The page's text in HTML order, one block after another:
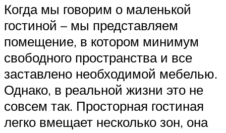
Когда мы говорим о маленькой
гостиной – мы представляем
помещение, в котором минимум
свободного пространства и все
заставлено необходимой мебелью.
Однако, в реальной жизни это не
совсем так. Просторная гостиная
легко вмещает несколько зон, она